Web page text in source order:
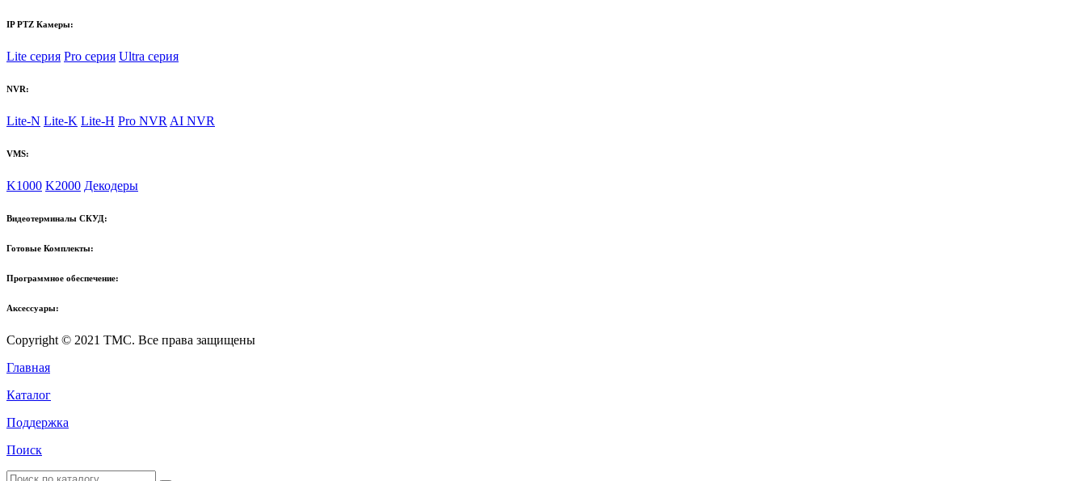
IP PTZ Камеры:
Lite серия Pro серия Ultra серия
NVR:
Lite-N Lite-K Lite-H Pro NVR AI NVR
VMS:
K1000 K2000 Декодеры
Видеотерминалы СКУД:
Готовые Комплекты:
Программное обеспечение:
Аксессуары:
Copyright © 2021 TMC. Все права защищены
Главная
Каталог
Поддержка
Поиск